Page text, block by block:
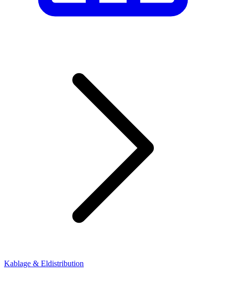
Kablage & Eldistribution